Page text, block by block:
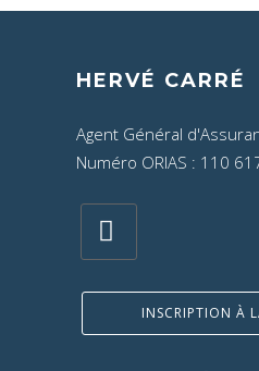
HERVÉ CARRÉ
Agent Général
Numéro ORIAS : 110
INSCRIPTION À